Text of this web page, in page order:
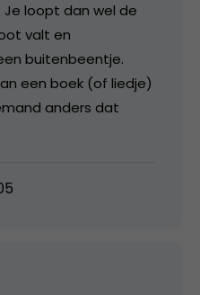
loopt dan wel de
valt en
buitenbeentje.
een boek (of liedje)
anders dat